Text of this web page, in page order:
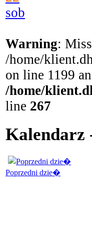
sob
Warning:
/home/
on line 1199
/home/
line 267
Kalendarz
Poprzedni dzie�